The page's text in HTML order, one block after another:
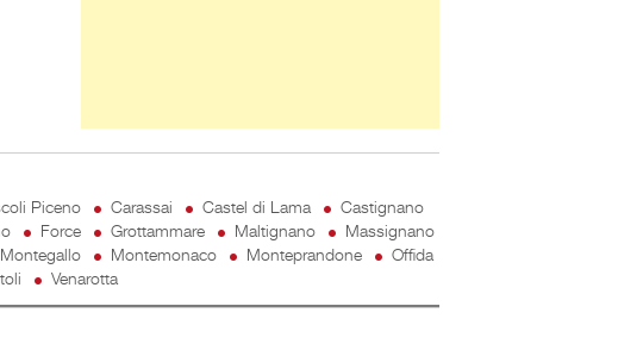
Piceno Carassai Castel di Lama
Castignano
Force Grottammare Maltignano
Massignano
Montegallo Montemonaco Monteprandone
Offida
Venarotta